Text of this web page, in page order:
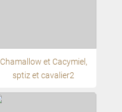
Chamallow et Cacymiel,
sptiz et cavalier2